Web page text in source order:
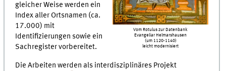
Vom Rotulus zur Datenbank
Evangeliar Helmarshausen
(um 1120-1140)
leicht modernisiert
gleicher Weise werden ein
Index aller Ortsnamen (ca.
17.000) mit
Identifizierungen sowie ein
Sachregister vorbereitet.
Die Arbeiten werden als interdisziplinäres Projekt